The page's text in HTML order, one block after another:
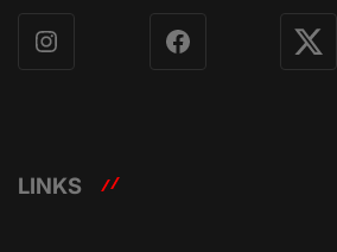
Instagram Facebook X
LINKS